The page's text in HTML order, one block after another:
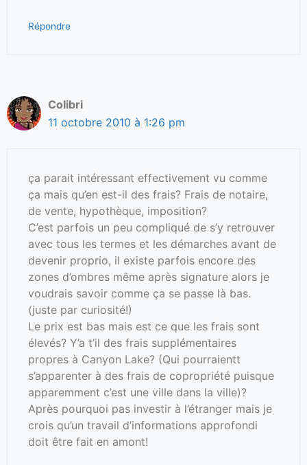
Répondre
Colibri
11 octobre 2010 à 1:26 pm
ça parait intéressant effectivement vu comme
ça mais qu’en est-il des frais? Frais de notaire,
de vente, hypothèque, imposition?
C’est parfois un peu compliqué de s’y retrouver
avec tous les termes et les démarches avant de
devenir proprio, il existe parfois encore des
zones d’ombres même après signature alors je
voudrais savoir comme ça se passe là bas.
(juste par curiosité!)
Le prix est bas mais est ce que les frais sont
élevés? Y’a t’il des frais supplémentaires
propres à Canyon Lake? (Qui pourraientt
s’apparenter à des frais de copropriété puisque
apparemment c’est une ville dans la ville)?
Après pourquoi pas investir à l’étranger mais je
crois qu’un travail d’informations approfondi
doit être fait en amont!